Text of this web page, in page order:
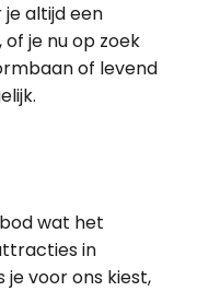
altijd een
je nu op zoek
of levend
wat het
in
je voor ons kiest,